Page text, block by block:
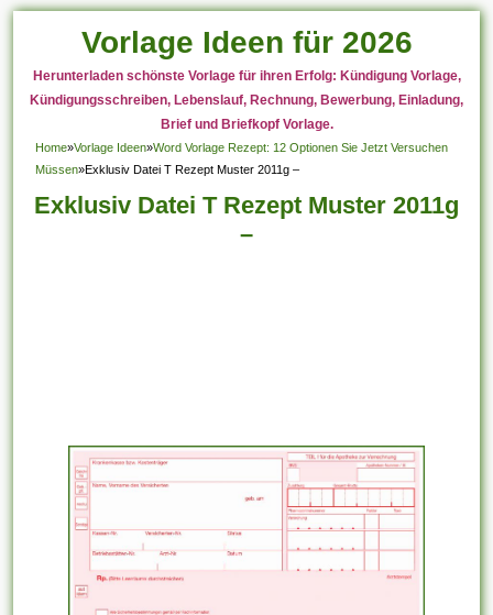
Vorlage Ideen für 2026
Herunterladen schönste Vorlage für ihren Erfolg: Kündigung Vorlage,
Kündigungsschreiben, Lebenslauf, Rechnung, Bewerbung, Einladung,
Brief und Briefkopf Vorlage.
Home»Vorlage Ideen»Word Vorlage Rezept: 12 Optionen Sie Jetzt Versuchen
Müssen»Exklusiv Datei T Rezept Muster 2011g –
Exklusiv Datei T Rezept Muster 2011g
–